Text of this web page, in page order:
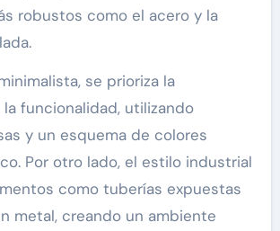
robustos como el acero y la
se prioriza la
funcionalidad, utilizando
y un esquema de colores
Por otro lado, el estilo industrial
como tuberías expuestas
metal, creando un ambiente